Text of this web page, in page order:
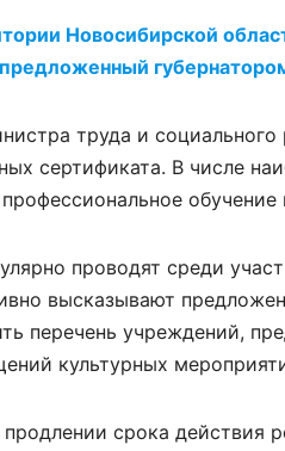
Новосибирской
труда и
сертификата. В числе
проводят среди
высказывают
перечень учреждений,
культурных
срока действия